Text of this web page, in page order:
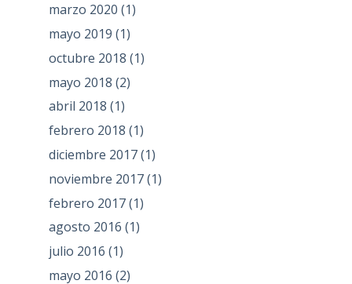
marzo 2020 (1)
mayo 2019 (1)
octubre 2018 (1)
mayo 2018 (2)
abril 2018 (1)
febrero 2018 (1)
diciembre 2017(1)
noviembre 2017(1)
febrero 2017(1)
agosto 2016 (1)
julio 2016 (1)
mayo 2016 (2)